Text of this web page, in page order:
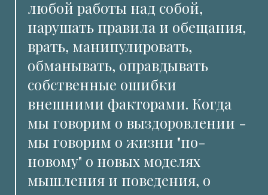
любой работы над собой,
нарушать правила и обещания,
врать, манипулировать,
обманывать, оправдывать
собственные ошибки
внешними факторами. Когда
мы говорим о выздоровлении -
мы говорим о жизни "по-
новому" о новых моделях
мышления и поведения, о